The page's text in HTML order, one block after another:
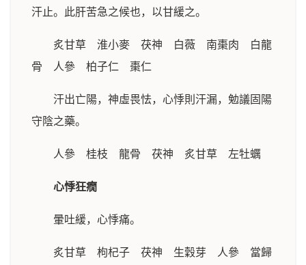
汗止。此肝苦急之候也，以甘緩之。
炙甘草 淮小麥 茯神 白薇 南棗肉 白龍
骨 人參 柏子仁 棗仁
汗出亡陽，神虛畏怯，心悸則汗漏，勉議固陽
守陰之藥。
人參 桂枝 龍骨 茯神 炙甘草 左牡蠣
心悸狂癇
暈吐緩，心悸痛。
炙甘草 枸杞子 茯神 生穀芽 人參 當歸